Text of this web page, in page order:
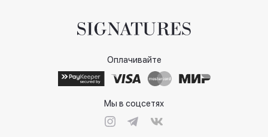
Оплачивайте
Мы в соцсетях